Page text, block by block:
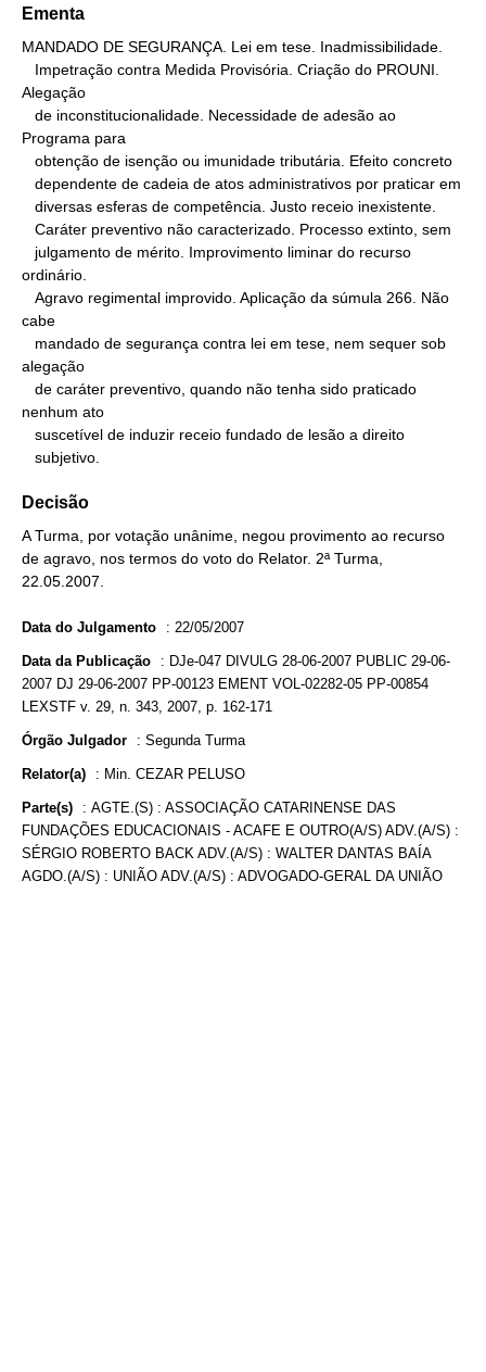
Ementa
MANDADO DE SEGURANÇA. Lei em tese. Inadmissibilidade.
Alegação
Programa para
ordinário.
cabe
alegação
nenhum ato
   subjetivo.
Decisão
A Turma, por votação unânime, negou provimento ao recurso
de agravo, nos termos do voto do Relator. 2ª Turma,
22.05.2007.
Data do Julgamento : 22/05/2007
Data da Publicação : DJe-047 DIVULG 28-06-2007 PUBLIC 29-06-
2007 DJ 29-06-2007 PP-00123 EMENT VOL-02282-05 PP-00854
LEXSTF v. 29, n. 343, 2007, p. 162-171
Órgão Julgador : Segunda Turma
Relator(a) : Min. CEZAR PELUSO
Parte(s) : AGTE.(S) : ASSOCIAÇÃO CATARINENSE DAS
FUNDAÇÕES EDUCACIONAIS - ACAFE E OUTRO(A/S) ADV.(A/S) :
SÉRGIO ROBERTO BACK ADV.(A/S) : WALTER DANTAS BAÍA
AGDO.(A/S) : UNIÃO ADV.(A/S) : ADVOGADO-GERAL DA UNIÃO